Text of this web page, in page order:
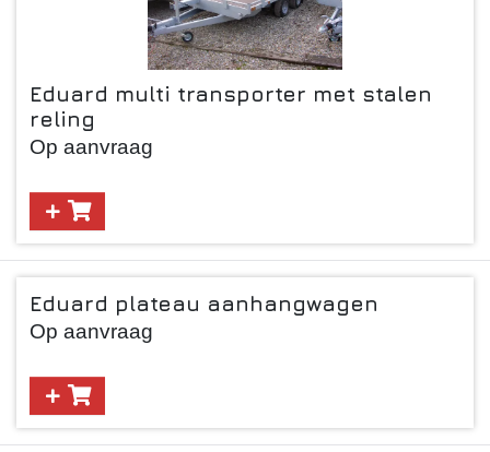
Eduard multi transporter met stalen
reling
Op aanvraag
Eduard plateau aanhangwagen
Op aanvraag